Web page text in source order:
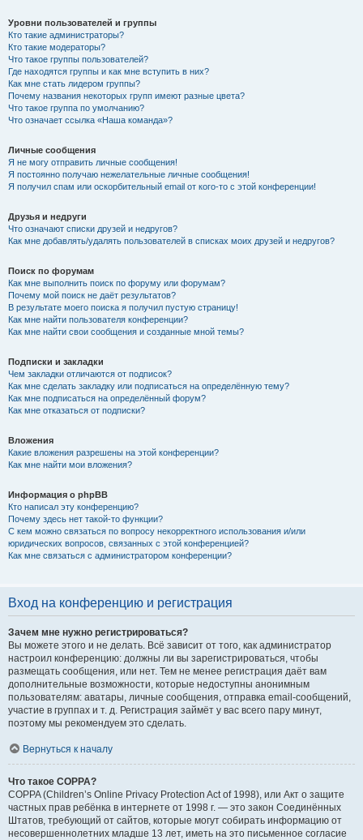
Уровни пользователей и группы
Кто такие администраторы?
Кто такие модераторы?
Что такое группы пользователей?
Где находятся группы и как мне вступить в них?
Как мне стать лидером группы?
Почему названия некоторых групп имеют разные цвета?
Что такое группа по умолчанию?
Что означает ссылка «Наша команда»?
Личные сообщения
Я не могу отправить личные сообщения!
Я постоянно получаю нежелательные личные сообщения!
Я получил спам или оскорбительный email от кого-то с этой конференции!
Друзья и недруги
Что означают списки друзей и недругов?
Как мне добавлять/удалять пользователей в списках моих друзей и недругов?
Поиск по форумам
Как мне выполнить поиск по форуму или форумам?
Почему мой поиск не даёт результатов?
В результате моего поиска я получил пустую страницу!
Как мне найти пользователя конференции?
Как мне найти свои сообщения и созданные мной темы?
Подписки и закладки
Чем закладки отличаются от подписок?
Как мне сделать закладку или подписаться на определённую тему?
Как мне подписаться на определённый форум?
Как мне отказаться от подписки?
Вложения
Какие вложения разрешены на этой конференции?
Как мне найти мои вложения?
Информация о phpBB
Кто написал эту конференцию?
Почему здесь нет такой-то функции?
С кем можно связаться по вопросу некорректного использования и/или
юридических вопросов, связанных с этой конференцией?
Как мне связаться с администратором конференции?
Вход на конференцию и регистрация
Зачем мне нужно регистрироваться?
Вы можете этого и не делать. Всё зависит от того, как администратор
настроил конференцию: должны ли вы зарегистрироваться, чтобы
размещать сообщения, или нет. Тем не менее регистрация даёт вам
дополнительные возможности, которые недоступны анонимным
пользователям: аватары, личные сообщения, отправка email-сообщений,
участие в группах и т. д. Регистрация займёт у вас всего пару минут,
поэтому мы рекомендуем это сделать.
Вернуться к началу
Что такое COPPA?
COPPA (Children’s Online Privacy Protection Act of 1998), или Акт о защите
частных прав ребёнка в интернете от 1998 г. — это закон Соединённых
Штатов, требующий от сайтов, которые могут собирать информацию от
несовершеннолетних младше 13 лет, иметь на это письменное согласие